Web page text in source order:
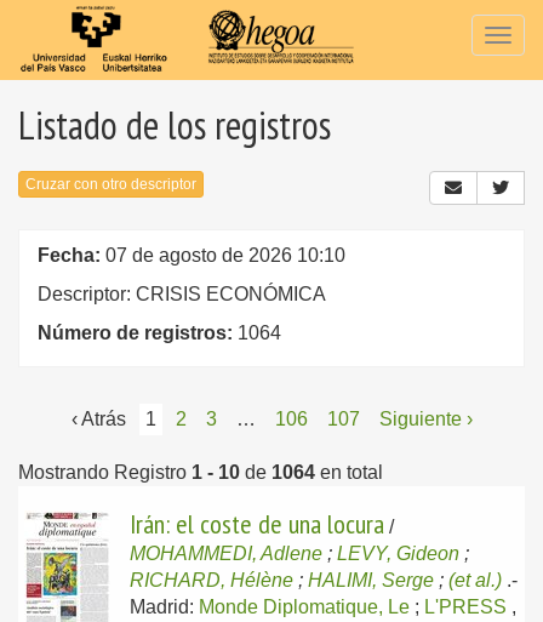
Listado de los registros
Cruzar con otro descriptor
Fecha: 07 de agosto de 2026 10:10
Descriptor: CRISIS ECONÓMICA
Número de registros: 1064
‹ Atrás 1 2 3 … 106 107 Siguiente ›
Mostrando Registro 1 - 10 de 1064 en total
Irán: el coste de una locura /
MOHAMMEDI, Adlene ; LEVY, Gideon ;
RICHARD, Hélène ; HALIMI, Serge ; (et al.) .-
Madrid: Monde Diplomatique, Le ; L'PRESS ,